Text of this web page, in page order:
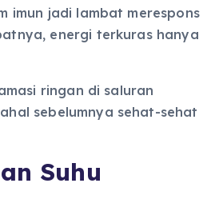
imun jadi lambat merespons
energi terkuras hanya
ringan di saluran
sebelumnya sehat-sehat
Suhu